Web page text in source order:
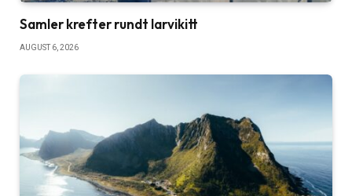
Samler krefter rundt larvikitt
AUGUST 6, 2026